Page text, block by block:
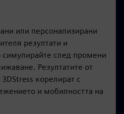
или персонализирани
резултати и
симулирайте след промени
Резултатите от
корелират с
и мобилността на